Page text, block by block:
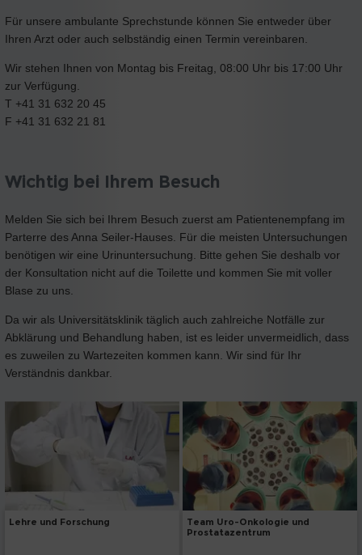
Für unsere ambulante Sprechstunde können Sie entweder über
Ihren Arzt oder auch selbständig einen Termin vereinbaren.
Wir stehen Ihnen von Montag bis Freitag, 08:00 Uhr bis 17:00 Uhr
zur Verfügung.
T +41 31 632 20 45
F +41 31 632 21 81
Wichtig bei Ihrem Besuch
Melden Sie sich bei Ihrem Besuch zuerst am Patientenempfang im
Parterre des Anna Seiler-Hauses. Für die meisten Untersuchungen
benötigen wir eine Urinuntersuchung. Bitte gehen Sie deshalb vor
der Konsultation nicht auf die Toilette und kommen Sie mit voller
Blase zu uns.
Da wir als Universitätsklinik täglich auch zahlreiche Notfälle zur
Abklärung und Behandlung haben, ist es leider unvermeidlich, dass
es zuweilen zu Wartezeiten kommen kann. Wir sind für Ihr
Verständnis dankbar.
Lehre und Forschung
Team Uro-Onkologie und
Prostatazentrum